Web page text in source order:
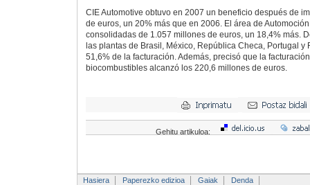
CIE Automotive obtuvo en 2007 un beneficio después de
de euros, un 20% más que en 2006. El área de
consolidadas de 1.057 millones de euros, un 18,4% más.
las plantas de Brasil, México, República Checa, Portugal
51,6% de la facturación. Además, precisó que la
biocombustibles alcanzó los 220,6 millones de euros.
Gehitu artikuloa:
Hasiera Paperezko edizioa Gaiak
Denda